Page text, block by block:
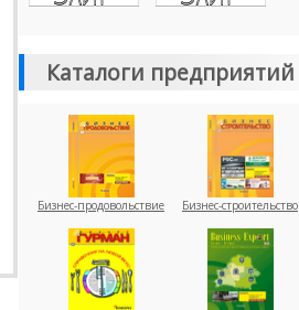
Каталоги предприятий
Бизнес-продовольствие Бизнес-строительство